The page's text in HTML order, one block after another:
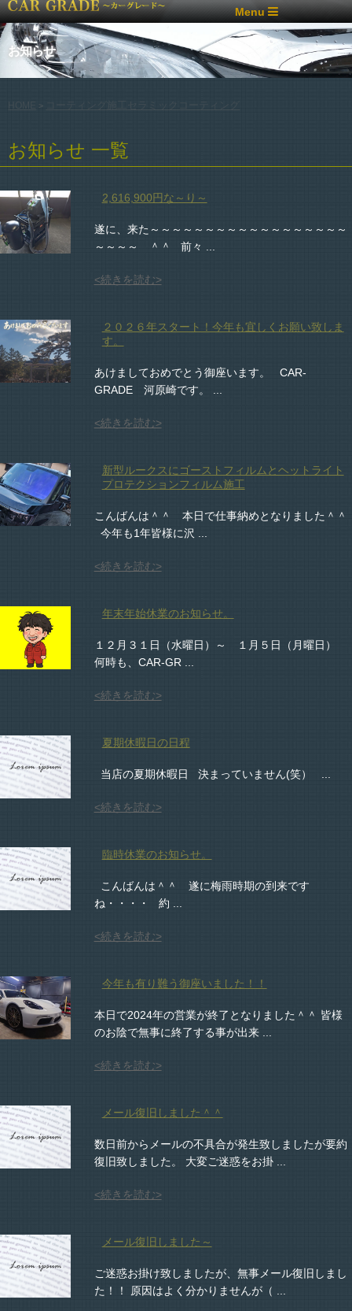
Menu
お知らせ
>
お知らせ 一覧
2,616,900円な～り～
遂に、来た～～～～～～～～～～～～～～～～～～
～～～～ ＾＾ 前々 ...
<続きを読む>
２０２６年スタート！今年も宜しくお願い致しま
す。
あけましておめでとう御座います。 CAR-
GRADE 河原崎です。 ...
<続きを読む>
新型ルークスにゴーストフィルムとヘットライト
プロテクションフィルム施工
こんばんは＾＾ 本日で仕事納めとなりました＾＾
今年も1年皆様に沢 ...
<続きを読む>
年末年始休業のお知らせ。
１２月３１日（水曜日）～ １月５日（月曜日）
何時も、CAR-GR ...
<続きを読む>
夏期休暇日の日程
当店の夏期休暇日 決まっていません(笑） ...
<続きを読む>
臨時休業のお知らせ。
こんばんは＾＾ 遂に梅雨時期の到来です
ね・・・・ 約 ...
<続きを読む>
今年も有り難う御座いました！！
本日で2024年の営業が終了となりました＾＾ 皆様
のお陰で無事に終了する事が出来 ...
<続きを読む>
メール復旧しました＾＾
数日前からメールの不具合が発生致しましたが要約
復旧致しました。 大変ご迷惑をお掛 ...
<続きを読む>
メール復旧しました～
ご迷惑お掛け致しましたが、無事メール復旧しまし
た！！ 原因はよく分かりませんが（ ...